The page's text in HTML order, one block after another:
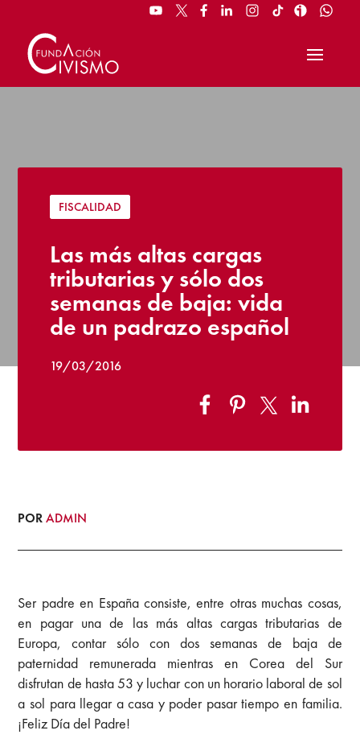
FISCALIDAD
Las más altas cargas
tributarias y sólo dos
semanas de baja: vida
de un padrazo español
19/03/2016
PORADMIN
Ser padre en España consiste, entre otras muchas cosas,
en pagar una de las más altas cargas tributarias de
Europa, contar sólo con dos semanas de baja de
paternidad remunerada mientras en Corea del Sur
disfrutan de hasta 53 y luchar con un horario laboral de sol
a sol para llegar a casa y poder pasar tiempo en familia.
¡Feliz Día del Padre!